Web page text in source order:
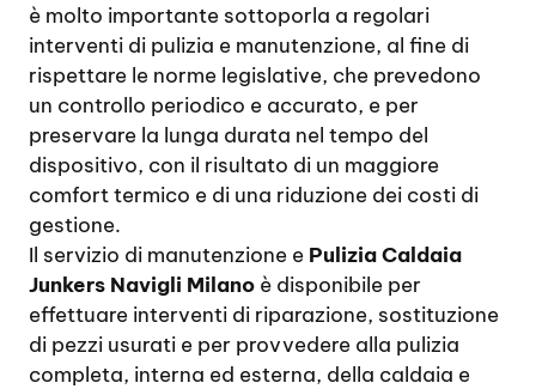
è molto importante sottoporla a regolari
interventi di pulizia e manutenzione, al fine di
rispettare le norme legislative, che prevedono
un controllo periodico e accurato, e per
preservare la lunga durata nel tempo del
dispositivo, con il risultato di un maggiore
comfort termico e di una riduzione dei costi di
gestione.
Il servizio di manutenzione e Pulizia Caldaia
Junkers Navigli Milano è disponibile per
effettuare interventi di riparazione, sostituzione
di pezzi usurati e per provvedere alla pulizia
completa, interna ed esterna, della caldaia e